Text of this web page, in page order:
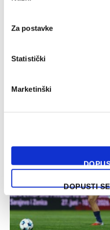
Za postavke
Statistički
Marketinški
DOPUSTI
05/08/2026